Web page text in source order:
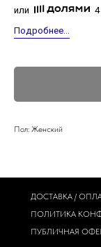
или
Подробнее...
Пол: Женский
ДОСТАВКА /
ПОЛИТИКА
ПУБЛИЧНАЯ